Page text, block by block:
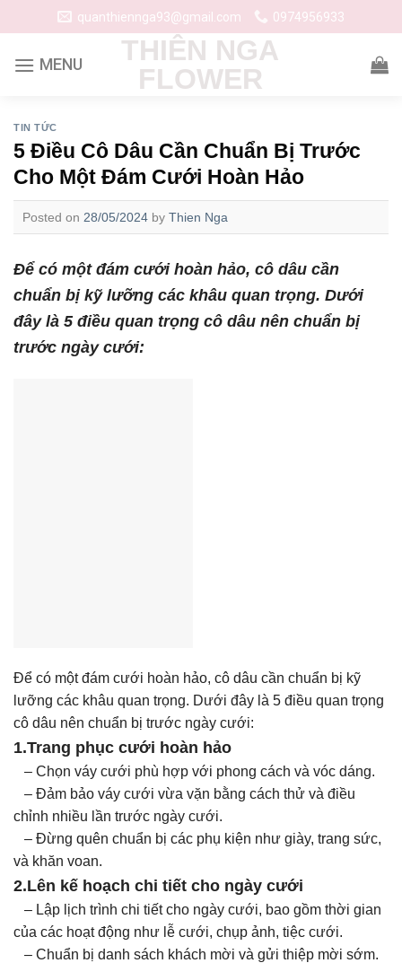
to
content
quanthiennga93@gmail.com 0974956933
THIÊN NGA
FLOWER
TIN TỨC
5 Điều Cô Dâu Cần Chuẩn Bị Trước
Cho Một Đám Cưới Hoàn Hảo
Posted on 28/05/2024 by Thien Nga
Để có một đám cưới hoàn hảo, cô dâu cần
chuẩn bị kỹ lưỡng các khâu quan trọng. Dưới
đây là 5 điều quan trọng cô dâu nên chuẩn bị
trước ngày cưới:
Để có một đám cưới hoàn hảo, cô dâu cần chuẩn bị kỹ
lưỡng các khâu quan trọng. Dưới đây là 5 điều quan trọng
cô dâu nên chuẩn bị trước ngày cưới:
1.Trang phục cưới hoàn hảo
– Chọn váy cưới phù hợp với phong cách và vóc dáng.
– Đảm bảo váy cưới vừa vặn bằng cách thử và điều
chỉnh nhiều lần trước ngày cưới.
– Đừng quên chuẩn bị các phụ kiện như giày, trang sức,
và khăn voan.
2.Lên kế hoạch chi tiết cho ngày cưới
– Lập lịch trình chi tiết cho ngày cưới, bao gồm thời gian
của các hoạt động như lễ cưới, chụp ảnh, tiệc cưới.
– Chuẩn bị danh sách khách mời và gửi thiệp mời sớm.